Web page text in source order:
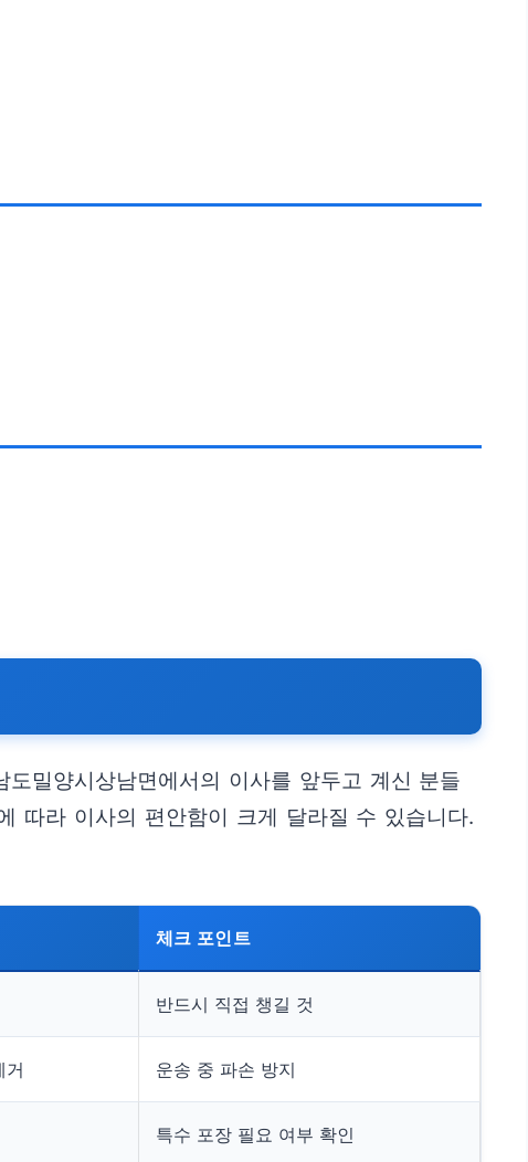
밀양시상남면에서의 이사를 앞두고 계신 분들
따라 이사의 편안함이 크게 달라질 수 있습니다.
체크 포인트
반드시 직접 챙길 것
거 운송 중 파손 방지
특수 포장 필요 여부 확인